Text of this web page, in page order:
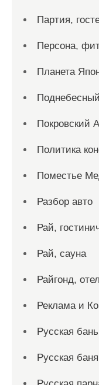
Партия,
Персона,
Планета
Покровский
Политика
Поместье
Разбор авто
Рай,
Рай, сауна
Райгонд,
Реклама и
Русская
Русская